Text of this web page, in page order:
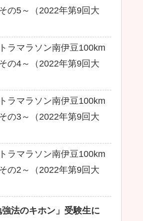
の5～（2022年第9回大
ラマラソン南伊豆100km
の4～（2022年第9回大
ラマラソン南伊豆100km
の3～（2022年第9回大
ラマラソン南伊豆100km
の2～（2022年第9回大
法のキホン」受験生に